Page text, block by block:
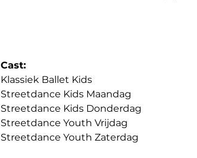
Cast:
Klassiek Ballet Kids
Streetdance Kids Maandag
Streetdance Kids Donderdag
Streetdance Youth Vrijdag
Streetdance Youth Zaterdag